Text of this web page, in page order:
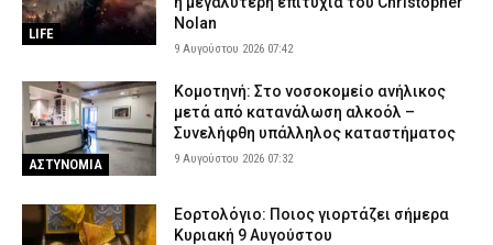
LIFE
Nolan
9 Αυγούστου 2026 07:42
ΑΣΤΥΝΟΜΙΑ
Κομοτηνή: Στο νοσοκομείο ανήλικος
μετά από κατανάλωση αλκοόλ –
Συνελήφθη υπάλληλος καταστήματος
9 Αυγούστου 2026 07:32
Εορτολόγιο: Ποιος γιορτάζει σήμερα
Κυριακή 9 Αυγούστου